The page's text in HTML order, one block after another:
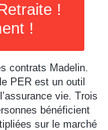
!
!
contrats Madelin.
PER est un outil
vie. Trois
bénéficient
sur le marché